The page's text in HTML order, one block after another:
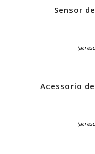
Sensor
Acessorio